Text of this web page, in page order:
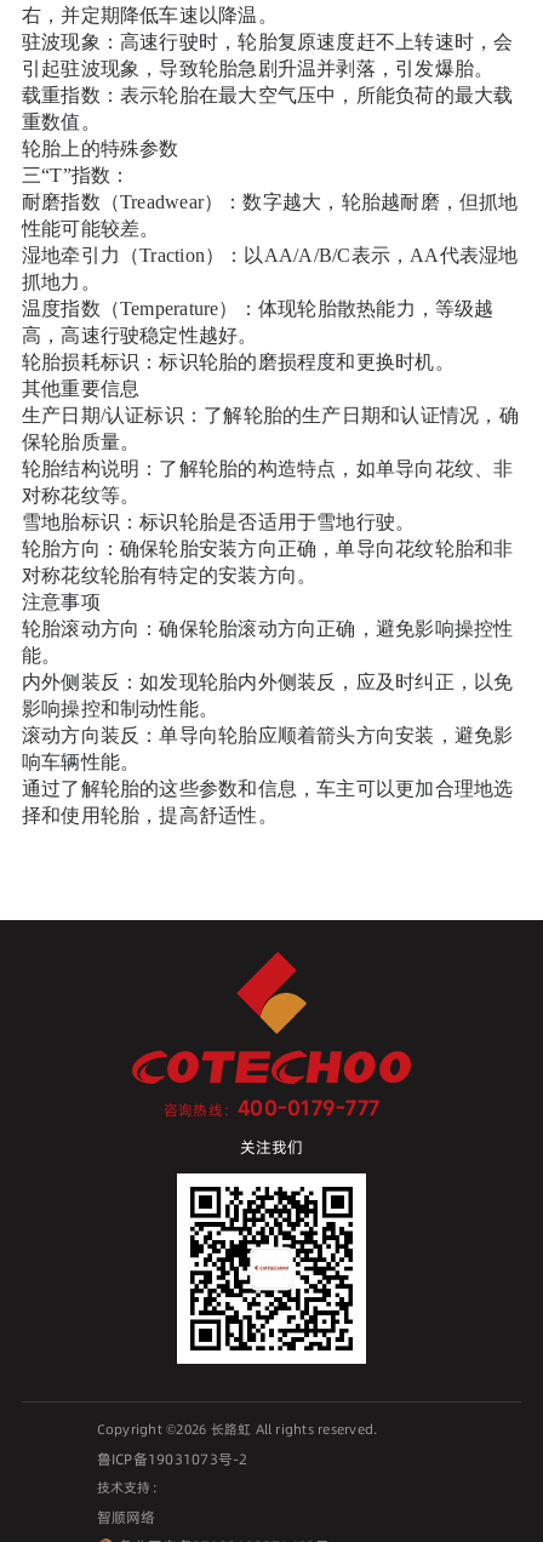
右，并定期降低车速以降温。
驻波现象：高速行驶时，轮胎复原速度赶不上转速时，会
引起驻波现象，导致轮胎急剧升温并剥落，引发爆胎。
载重指数：表示轮胎在最大空气压中，所能负荷的最大载
重数值。
轮胎上的特殊参数
三“T”指数：
耐磨指数（Treadwear）：数字越大，轮胎越耐磨，但抓地
性能可能较差。
湿地牵引力（Traction）：以AA/A/B/C表示，AA代表湿地
抓地力。
温度指数（Temperature）：体现轮胎散热能力，等级越
高，高速行驶稳定性越好。
轮胎损耗标识：标识轮胎的磨损程度和更换时机。
其他重要信息
生产日期/认证标识：了解轮胎的生产日期和认证情况，确
保轮胎质量。
轮胎结构说明：了解轮胎的构造特点，如单导向花纹、非
对称花纹等。
雪地胎标识：标识轮胎是否适用于雪地行驶。
轮胎方向：确保轮胎安装方向正确，单导向花纹轮胎和非
对称花纹轮胎有特定的安装方向。
注意事项
轮胎滚动方向：确保轮胎滚动方向正确，避免影响操控性
能。
内外侧装反：如发现轮胎内外侧装反，应及时纠正，以免
影响操控和制动性能。
滚动方向装反：单导向轮胎应顺着箭头方向安装，避免影
响车辆性能。
通过了解轮胎的这些参数和信息，车主可以更加合理地选
择和使用轮胎，提高舒适性。
咨询热线：400-0179-777
关注我们
Copyright ©2026 长路虹 All rights reserved.
鲁ICP备19031073号-2
技术支持：
智顺网络